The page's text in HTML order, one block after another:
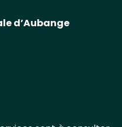
d’Aubange